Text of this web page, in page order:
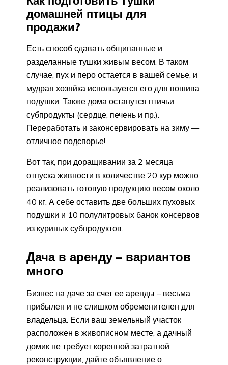
домашней птицы для
продажи?
Есть способ сдавать общипанные и
разделанные тушки живым весом. В таком
случае, пух и перо остается в вашей семье, и
мудрая хозяйка используется его для пошива
подушки. Также дома останутся птичьи
субпродукты (сердце, печень и пр.).
Переработать и законсервировать на зиму —
отличное подспорье!
Вот так, при доращивании за 2 месяца
отпуска живности в количестве 20 кур можно
реализовать готовую продукцию весом около
40 кг. А себе оставить две больших пуховых
подушки и 10 полулитровых банок консервов
из куриных субпродуктов.
Дача в аренду – вариантов
много
Бизнес на даче за счет ее аренды – весьма
прибылен и не слишком обременителен для
владельца. Если ваш земельный участок
расположен в живописном месте, а дачный
домик не требует коренной затратной
реконструкции, дайте объявление о